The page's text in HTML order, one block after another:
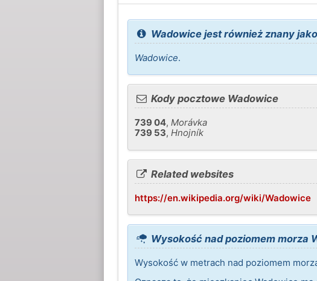
Wadowice jest również znany
Wadowice.
Kody pocztowe Wadowice
739 04, Morávka
739 53, Hnojník
Related websites
https://en.wikipedia.org/wiki/Wadowice
Wysokość nad poziomem morza
Wysokość w metrach nad poziomem